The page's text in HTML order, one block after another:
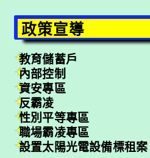
政策宣導
教育儲蓄戶
內部控制
資安專區
反霸凌
性別平等專區
職場霸凌專區
設置太陽光電設備標租案